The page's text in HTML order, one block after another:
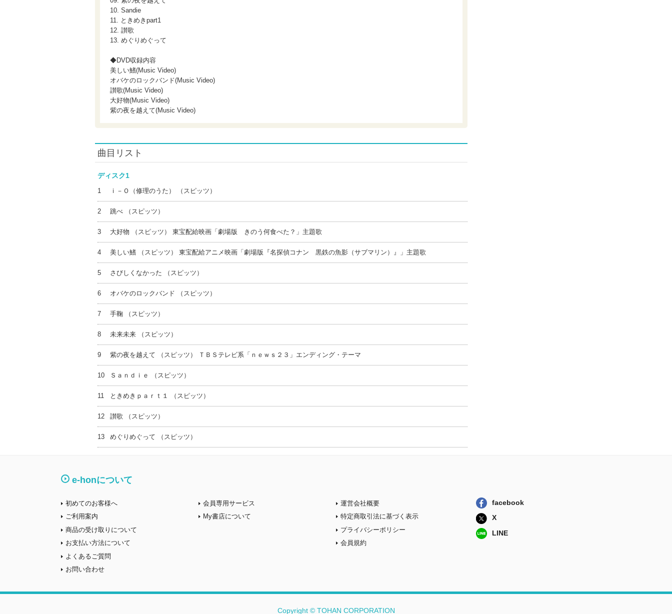
10. Sandie
11. ときめきpart1
12. 讃歌
13. めぐりめぐって
◆DVD収録内容
美しい鰭(Music Video)
オバケのロックバンド(Music Video)
讃歌(Music Video)
大好物(Music Video)
紫の夜を越えて(Music Video)
曲目リスト
ディスク1
1 ｉ－Ｏ（修理のうた） （スピッツ）
2 跳べ （スピッツ）
3 大好物 （スピッツ） 東宝配給映画「劇場版 きのう何食べた？」主題歌
4 美しい鰭 （スピッツ） 東宝配給アニメ映画「劇場版『名探偵コナン 黒鉄の魚影（サブマリン）』」主題歌
5 さびしくなかった （スピッツ）
6 オバケのロックバンド （スピッツ）
7 手鞠 （スピッツ）
8 未来未来 （スピッツ）
9 紫の夜を越えて （スピッツ） ＴＢＳテレビ系「ｎｅｗｓ２３」エンディング・テーマ
10 Ｓａｎｄｉｅ （スピッツ）
11 ときめきｐａｒｔ１ （スピッツ）
12 讃歌 （スピッツ）
13 めぐりめぐって （スピッツ）
e-honについて
初めてのお客様へ
ご利用案内
商品の受け取りについて
お支払い方法について
よくあるご質問
お問い合わせ
会員専用サービス
My書店について
運営会社概要
特定商取引法に基づく表示
プライバシーポリシー
会員規約
facebook
X
LINE
Copyright © TOHAN CORPORATION